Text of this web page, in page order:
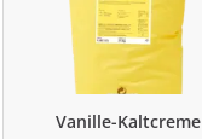
Vanille-Kaltcreme